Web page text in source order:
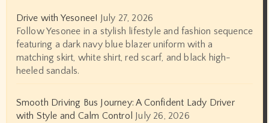
Drive with Yesonee! July 27, 2026
Follow Yesonee in a stylish lifestyle and fashion sequence
featuring a dark navy blue blazer uniform with a
matching skirt, white shirt, red scarf, and black high-
heeled sandals.
Smooth Driving Bus Journey: A Confident Lady Driver
with Style and Calm Control July 26, 2026